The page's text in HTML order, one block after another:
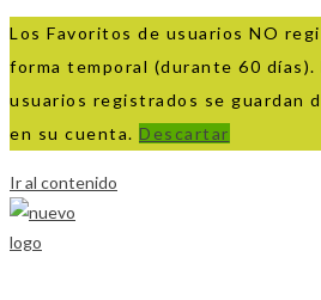
Los Favoritos de usuarios NO
forma temporal (durante 60 días).
usuarios registrados se guardan
en su cuenta. Descartar
Ir al contenido